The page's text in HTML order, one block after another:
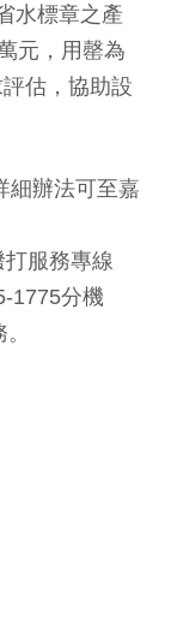
水標章之產
元，用罄為
估，協助設
細辦法可至嘉
打服務專線
1775分機